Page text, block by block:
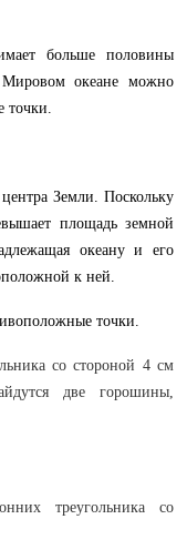
больше половины
океане можно
точки.
Земли. Поскольку
площадь земной
океану и его
к ней.
точки.
со стороной 4 см
две горошины,
треугольника со